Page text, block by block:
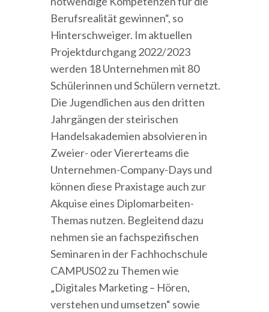
Berufsrealität gewinnen“, so
Hinterschweiger. Im aktuellen
Projektdurchgang 2022/2023
werden 18 Unternehmen mit 80
Schülerinnen und Schülern vernetzt.
Die Jugendlichen aus den dritten
Jahrgängen der steirischen
Handelsakademien absolvieren in
Zweier- oder Viererteams die
Unternehmen-Company-Days und
können diese Praxistage auch zur
Akquise eines Diplomarbeiten-
Themas nutzen. Begleitend dazu
nehmen sie an fachspezifischen
Seminaren in der Fachhochschule
CAMPUS02 zu Themen wie
„Digitales Marketing – Hören,
verstehen und umsetzen“ sowie